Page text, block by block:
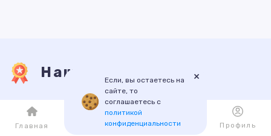
Наши услуги
ПРОДАЖА АРЕНДА НОВОСТРОЙКИ ИПОТЕКА
Если, вы остаетесь на
сайте, то
соглашаетесь с
политикой
конфиденциальности
×
Главная Каталог Избранное Профиль